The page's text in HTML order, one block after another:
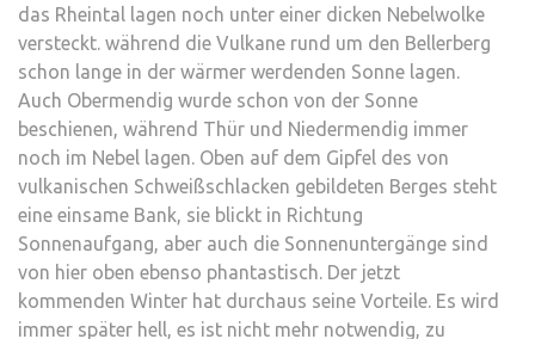
das Rheintal lagen noch unter einer dicken Nebelwolke
versteckt. während die Vulkane rund um den Bellerberg
schon lange in der wärmer werdenden Sonne lagen.
Auch Obermendig wurde schon von der Sonne
beschienen, während Thür und Niedermendig immer
noch im Nebel lagen. Oben auf dem Gipfel des von
vulkanischen Schweißschlacken gebildeten Berges steht
eine einsame Bank, sie blickt in Richtung
Sonnenaufgang, aber auch die Sonnenuntergänge sind
von hier oben ebenso phantastisch. Der jetzt
kommenden Winter hat durchaus seine Vorteile. Es wird
immer später hell, es ist nicht mehr notwendig, zu